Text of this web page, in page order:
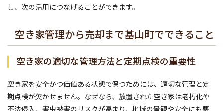
し、次の活用につなげることができます。
空き家管理から売却まで基山町でできること
空き家の適切な管理方法と定期点検の重要性
空き家を安全かつ価値ある状態で保つためには、適切な管理と定
期点検が欠かせません。なぜなら、放置された空き家は老朽化や
不法侵入、害虫被害のリスクが高まり、地域の景観や安全にも悪